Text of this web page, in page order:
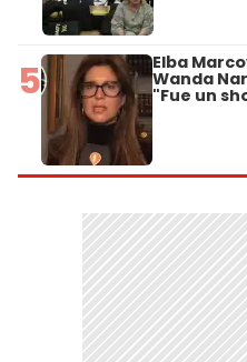
5 Elba
Wanda
"Fue un